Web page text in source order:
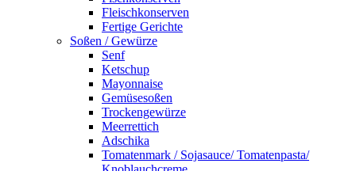
Fleischkonserven
Fertige Gerichte
Soßen / Gewürze
Senf
Ketschup
Mayonnaise
Gemüsesoßen
Trockengewürze
Meerrettich
Adschika
Tomatenmark / Sojasauce/ Tomatenpasta/